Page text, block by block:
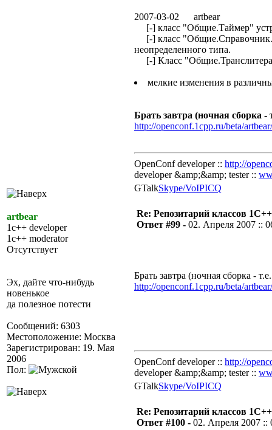
2007-03-02 artbear
[-] класс "Общие.Таймер"
[-] класс
неопределенного типа.
[-] Класс
мелкие изменения в
Брать завтра (ночная сборка -
http://openconf.1cpp.ru/beta/
OpenConf developer :: http://
developer &amp;&amp; tester ::
GTalkSkype/VoIPICQ
artbear
1c++ developer
1c++ moderator
Отсутствует
Эх, дайте что-нибудь
новенькое
да полезное потести
Сообщений: 6303
Местоположение: Москва
Зарегистрирован: 19. Мая
2006
Пол:
Re: Репозитарий классов
Ответ #99 - 02. Апреля 2007 ::
Брать завтра (ночная сборка -
http://openconf.1cpp.ru/beta/
OpenConf developer :: http://
developer &amp;&amp; tester ::
GTalkSkype/VoIPICQ
Re: Репозитарий классов
Ответ #100 - 02. Апреля 2007 ::